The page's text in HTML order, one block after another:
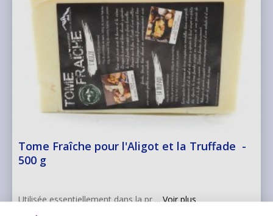
Tome Fraîche pour l'Aligot et la Truffade -
500 g
Utilisée essentiellement dans la pr ...Voir plus